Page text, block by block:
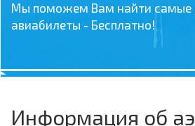
Мы поможем Вам найти самые
авиабилеты - Бесплатно!
Информация об